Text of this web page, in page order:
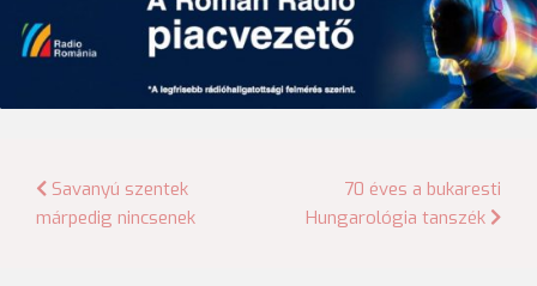
Bejegyzés
navigáció
Savanyú szentek
márpedig nincsenek
70 éves a bukaresti
Hungarológia tanszék